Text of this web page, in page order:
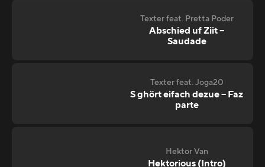
Texter feat. Pretta Poder
Abschied uf Ziit –
Saudade
Texter feat. Joga20
S ghört eifach dezue – Faz
parte
Hektor Van
Hektorious (Intro)